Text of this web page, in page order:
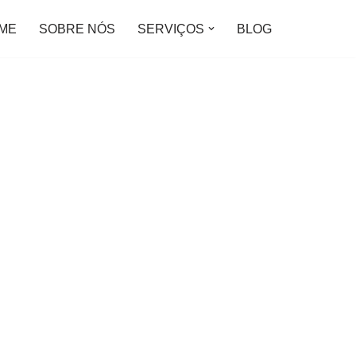
SOBRE NÓS SERVIÇOS BLOG